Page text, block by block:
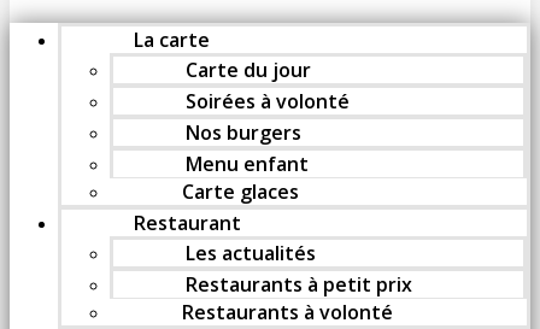
La carte
Carte du jour
Soirées à volonté
Nos burgers
Menu enfant
Carte glaces
Restaurant
Les actualités
Restaurants à petit prix
Restaurants à volonté